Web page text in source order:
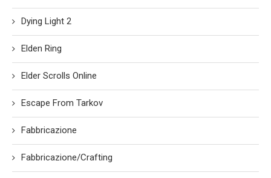
Dying Light 2
Elden Ring
Elder Scrolls Online
Escape From Tarkov
Fabbricazione
Fabbricazione/Crafting